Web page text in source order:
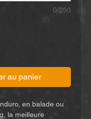
0/250
au panier
en balade ou
la meilleure